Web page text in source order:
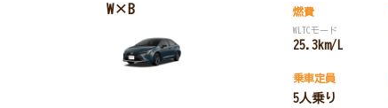
W×B 燃費
WLTCモード
25.3km/L
乗車定員
5人乗り